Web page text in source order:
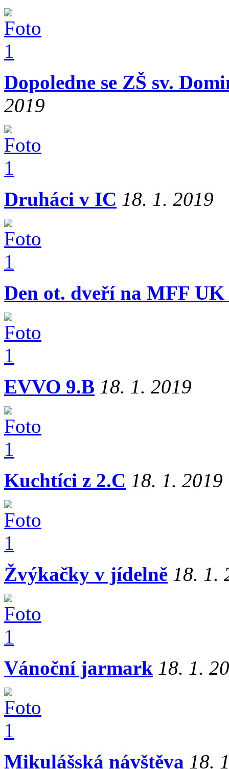
Dopoledne se ZŠ sv.
2019
Druháci v IC 18. 1. 2019
Den ot. dveří na MFF
EVVO 9.B 18. 1. 2019
Kuchtíci z 2.C 18. 1. 2019
Žvýkačky v jídelně 18. 1.
Vánoční jarmark 18. 1.
Mikulášská návštěva 18.